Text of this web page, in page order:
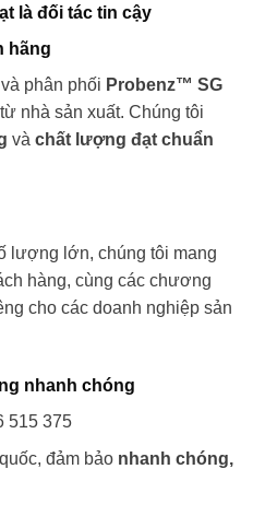
là đối tác tin cậy
hãng
phân phối Probenz™ SG
nhà sản xuất. Chúng tôi
và chất lượng đạt chuẩn
lượng lớn, chúng tôi mang
hàng, cùng các chương
cho các doanh nghiệp sản
nhanh chóng
515 375
đảm bảo nhanh chóng,